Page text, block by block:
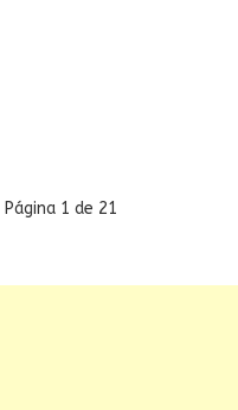
Página 1 de 21